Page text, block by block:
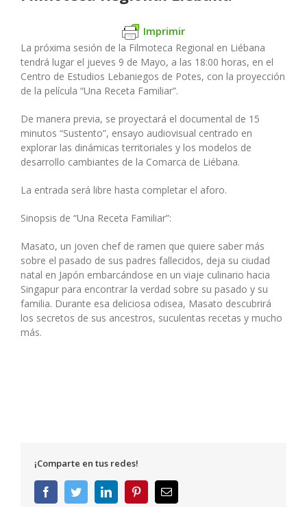
Imprimir
La próxima sesión de la Filmoteca Regional en Liébana
tendrá lugar el jueves 9 de Mayo, a las 18:00 horas, en el
Centro de Estudios Lebaniegos de Potes, con la proyección
de la película “Una Receta Familiar”.
De manera previa, se proyectará el documental de 15
minutos “Sustento”, ensayo audiovisual centrado en
explorar las dinámicas territoriales y los modelos de
desarrollo cambiantes de la Comarca de Liébana.
La entrada será libre hasta completar el aforo.
Sinopsis de “Una Receta Familiar”:
Masato, un joven chef de ramen que quiere saber más
sobre el pasado de sus padres fallecidos, deja su ciudad
natal en Japón embarcándose en un viaje culinario hacia
Singapur para encontrar la verdad sobre su pasado y su
familia. Durante esa deliciosa odisea, Masato descubrirá
los secretos de sus ancestros, suculentas recetas y mucho
más.
¡Comparte en tus redes!
FacebookTwitterLinkedInPinterestCorreo
electrónico